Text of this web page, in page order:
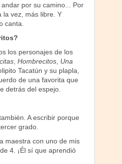
por su camino... Por
la vez, más libre. Y
canta.
los personajes de los
, Hombrecitos, Una
Tacatún y su plapla,
de una favorita que
detrás del espejo.
A escribir porque
grado.
maestra con uno de mis
4. ¡Él sí que aprendió